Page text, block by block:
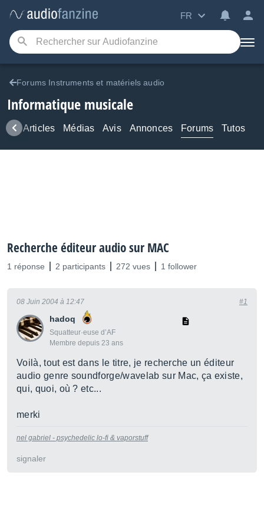
FR
Forums Instruments et matériels audio
Informatique musicale
Articles Médias Avis Annonces Forums Tutos
Recherche éditeur audio sur MAC
1 réponse 2 participants 272 vues 1 follower
hadoq
Squatteur·euse d’AF
Membre depuis 23 ans
08 Juin 2004 à 12:47 #1
Voilà, tout est dans le titre, je recherche un éditeur
audio genre soundforge/wavelab sur Mac, ça existe,
qui, quoi, où ? etc...
merki
nel gabriel - psychedelic lo-fi & vaporstuff
signaler